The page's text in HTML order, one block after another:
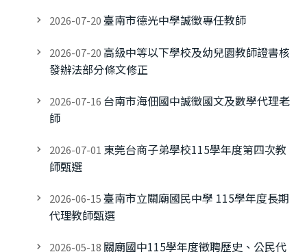
2026-07-20臺南市德光中學誠徵專任教師
2026-07-20 高級中等以下學校及幼兒園教師證書核
發辦法部分條文修正
2026-07-16 台南市海佃國中誠徵國文及數學代理老
師
2026-07-01 東莞台商子弟學校115學年度第四次教
師甄選
2026-06-15臺南市立關廟國民中學 115學年度長期
代理教師甄選
2026-05-18 關廟國中115學年度徵聘歷史、公民代